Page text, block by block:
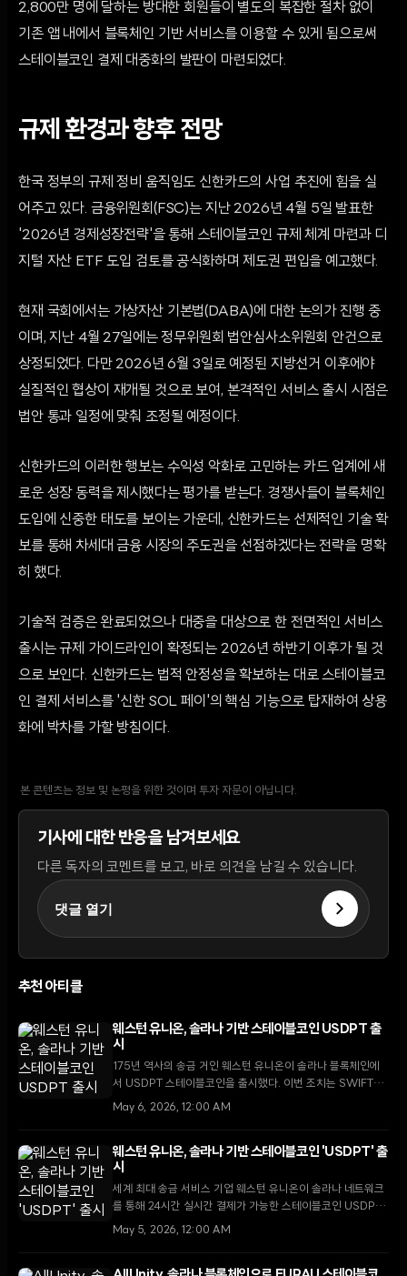
2,800만 명에 달하는 방대한 회원들이 별도의 복잡한 절차 없이
기존 앱 내에서 블록체인 기반 서비스를 이용할 수 있게 됨으로써
스테이블코인 결제 대중화의 발판이 마련되었다.
규제 환경과 향후 전망
한국 정부의 규제 정비 움직임도 신한카드의 사업 추진에 힘을 실
어주고 있다. 금융위원회(FSC)는 지난 2026년 4월 5일 발표한
'2026년 경제성장전략'을 통해 스테이블코인 규제 체계 마련과 디
지털 자산 ETF 도입 검토를 공식화하며 제도권 편입을 예고했다.
현재 국회에서는 가상자산 기본법(DABA)에 대한 논의가 진행 중
이며, 지난 4월 27일에는 정무위원회 법안심사소위원회 안건으로
상정되었다. 다만 2026년 6월 3일로 예정된 지방선거 이후에야
실질적인 협상이 재개될 것으로 보여, 본격적인 서비스 출시 시점은
법안 통과 일정에 맞춰 조정될 예정이다.
신한카드의 이러한 행보는 수익성 악화로 고민하는 카드 업계에 새
로운 성장 동력을 제시했다는 평가를 받는다. 경쟁사들이 블록체인
도입에 신중한 태도를 보이는 가운데, 신한카드는 선제적인 기술 확
보를 통해 차세대 금융 시장의 주도권을 선점하겠다는 전략을 명확
히 했다.
기술적 검증은 완료되었으나 대중을 대상으로 한 전면적인 서비스
출시는 규제 가이드라인이 확정되는 2026년 하반기 이후가 될 것
으로 보인다. 신한카드는 법적 안정성을 확보하는 대로 스테이블코
인 결제 서비스를 '신한 SOL 페이'의 핵심 기능으로 탑재하여 상용
화에 박차를 가할 방침이다.
본 콘텐츠는 정보 및 논평을 위한 것이며 투자 자문이 아닙니다.
기사에 대한 반응을 남겨보세요
다른 독자의 코멘트를 보고, 바로 의견을 남길 수 있습니다.
댓글 열기
추천 아티클
웨스턴 유니온, 솔라나 기반 스테이블코인 USDPT 출
시
175년 역사의 송금 거인 웨스턴 유니온이 솔라나 블록체인에
서 USDPT 스테이블코인을 출시했다. 이번 조치는 SWIFT를
대체하는 24시간 실시간 결제와 디지털 자산의 현금화 네트워
May 6, 2026, 12:00 AM
웨스턴 유니온, 솔라나 기반 스테이블코인 'USDPT' 출
시
세계 최대 송금 서비스 기업 웨스턴 유니온이 솔라나 네트워크
를 통해 24시간 실시간 결제가 가능한 스테이블코인 USDPT
를 출시했다. 이번 조치는 기존 SWIFT 체제를 보완하고 송금
May 5, 2026, 12:00 AM